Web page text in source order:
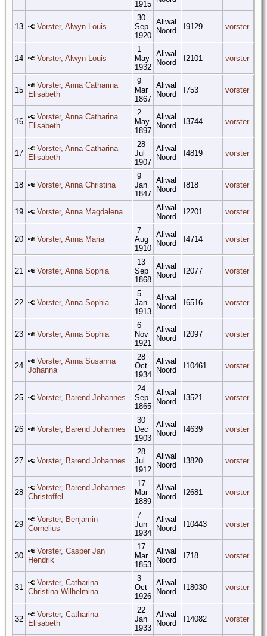
1915
13 Vorster, Alwyn Louis
30
Sep
1920
Aliwal
Noord
I9129 vorster
14 Vorster, Alwyn Louis
1
May
1932
Aliwal
Noord
I2101 vorster
15
Vorster, Anna Catharina
Elisabeth
9
Mar
1867
Aliwal
Noord
I753 vorster
16
Vorster, Anna Catharina
Elisabeth
2
May
1897
Aliwal
Noord
I3744 vorster
17
Vorster, Anna Catharina
Elisabeth
28
Jul
1907
Aliwal
Noord
I4819 vorster
18 Vorster, Anna Christina
9
Jan
1847
Aliwal
Noord
I818 vorster
19 Vorster, Anna Magdalena
Aliwal
Noord
I2201 vorster
20 Vorster, Anna Maria
7
Aug
1910
Aliwal
Noord
I4714 vorster
21 Vorster, Anna Sophia
13
Sep
1868
Aliwal
Noord
I2077 vorster
22 Vorster, Anna Sophia
5
Jan
1913
Aliwal
Noord
I6516 vorster
23 Vorster, Anna Sophia
6
Nov
1921
Aliwal
Noord
I2097 vorster
24
Vorster, Anna Susanna
Johanna
28
Oct
1934
Aliwal
Noord
I10461 vorster
25 Vorster, Barend Johannes
24
Sep
1865
Aliwal
Noord
I3521 vorster
26 Vorster, Barend Johannes
30
Dec
1903
Aliwal
Noord
I4639 vorster
27 Vorster, Barend Johannes
28
Jul
1912
Aliwal
Noord
I3820 vorster
28
Vorster, Barend Johannes
Christoffel
17
Mar
1889
Aliwal
Noord
I2681 vorster
29
Vorster, Benjamin
Cornelius
7
Jun
1934
Aliwal
Noord
I10443 vorster
30
Vorster, Casper Jan
Hendrik
17
Mar
1853
Aliwal
Noord
I718 vorster
31
Vorster, Catharina
Christina Wilhelmina
3
Oct
1926
Aliwal
Noord
I18030 vorster
32
Vorster, Catharina
Elisabeth
22
Jan
1933
Aliwal
Noord
I14082 vorster